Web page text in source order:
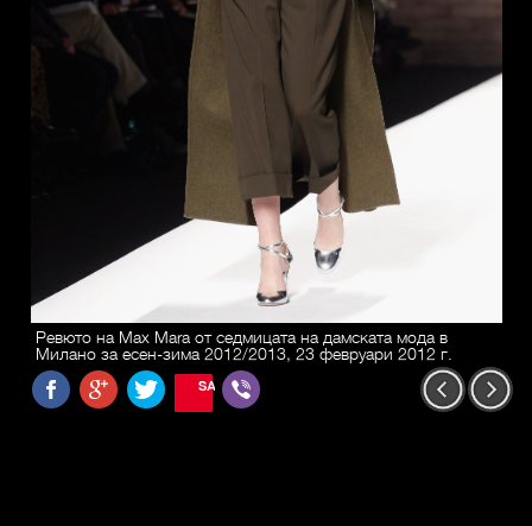
Ревюто на Max Mara от седмицата на дамската мода в
Милано за есен-зима 2012/2013, 23 февруари 2012 г.
SAVE